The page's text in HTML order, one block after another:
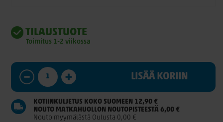
TILAUSTUOTE
Toimitus 1-2 viikossa
LISÄÄ KORIIN
KOTIINKULJETUS KOKO SUOMEEN 12,90 €
NOUTO MATKAHUOLLON NOUTOPISTEESTÄ 6,00 €
Nouto myymälästä Oulusta 0,00 €